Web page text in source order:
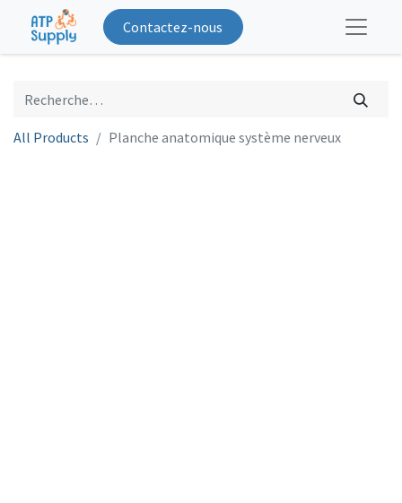
Contactez-nous
All Products Planche anatomique système nerveux